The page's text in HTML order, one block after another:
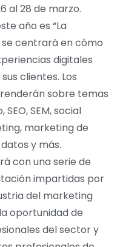
al 28 de marzo.
año es “La
centrará en cómo
digitales
clientes. Los
sobre temas
SEM, social
marketing de
y más.
con una serie de
impartidas por
del marketing
oportunidad de
del sector y